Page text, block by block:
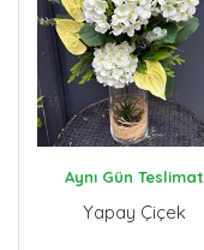
Aynı Gün Teslimat
Yapay Çiçek